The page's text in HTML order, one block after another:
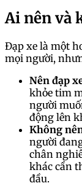
Ai nên và
Đạp xe là một
mọi người,
Nên đạp
khỏe tim
người
động lên
Không
người
chân
khác cần
đầu.